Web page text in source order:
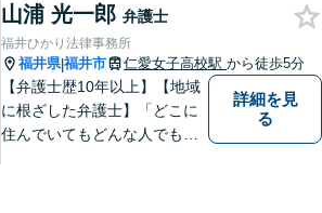
故／刑事弁護・犯罪被害者な
ど、幅広く対応可能。お気軽
にご相談ください。
山浦 光一郎 弁護士
福井ひかり法律事務所
福井県|福井市 仁愛女子高校駅 から徒歩5分
【弁護士歴10年以上】【地域
に根ざした弁護士】「どこに
住んでいてもどんな人でも等
詳細を見
る